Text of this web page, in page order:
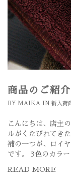
商品のご紹
BY MAIKA IN 新入荷
こんにちは、店主
ルがくたびれてき
補の一つが、ロイ
です。 3色のカラ
READ MORE